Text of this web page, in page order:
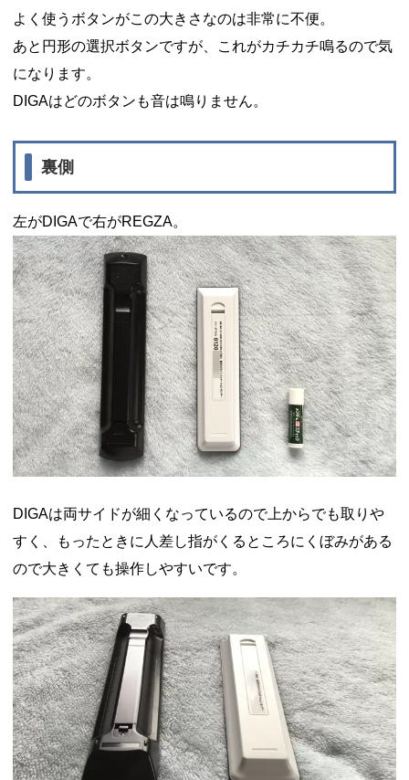
よく使うボタンがこの大きさなのは非常に不便。
あと円形の選択ボタンですが、これがカチカチ鳴るので気
になります。
DIGAはどのボタンも音は鳴りません。
裏側
左がDIGAで右がREGZA。
DIGAは両サイドが細くなっているので上からでも取りや
すく、もったときに人差し指がくるところにくぼみがある
ので大きくても操作しやすいです。